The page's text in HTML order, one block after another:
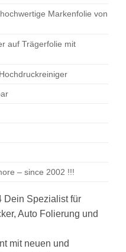
Markenfolie von
auf Trägerfolie mit
– since 2002 !!!
Dein Spezialist für
Auto Folierung und
mit neuen und